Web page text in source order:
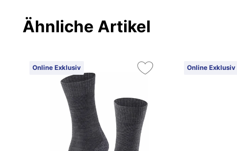
Ähnliche Artikel
Online Exklusiv Online Exklusiv